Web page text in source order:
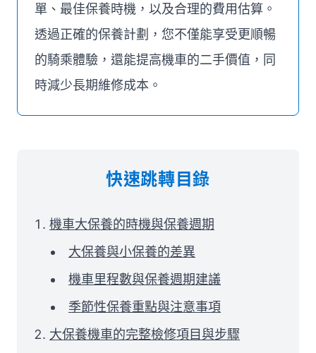
單、最佳保養時機，以及合理的費用估算。
透過正確的保養計劃，您不僅能享受更順暢
的騎乘體驗，還能提高機車的二手價值，同
時減少長期維修成本。
快速跳轉目錄
機車大保養的時機與保養週期
大保養與小保養的差異
機車里程數與保養週期建議
季節性保養重點與注意事項
大保養機車的完整檢修項目與步驟